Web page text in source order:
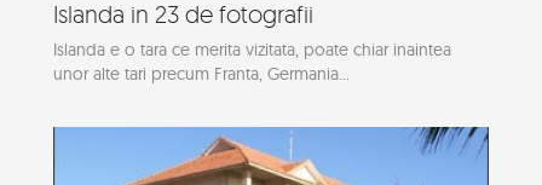
Islanda in 23 de fotografii
Islanda e o tara ce merita vizitata, poate chiar inaintea
unor alte tari precum Franta, Germania...